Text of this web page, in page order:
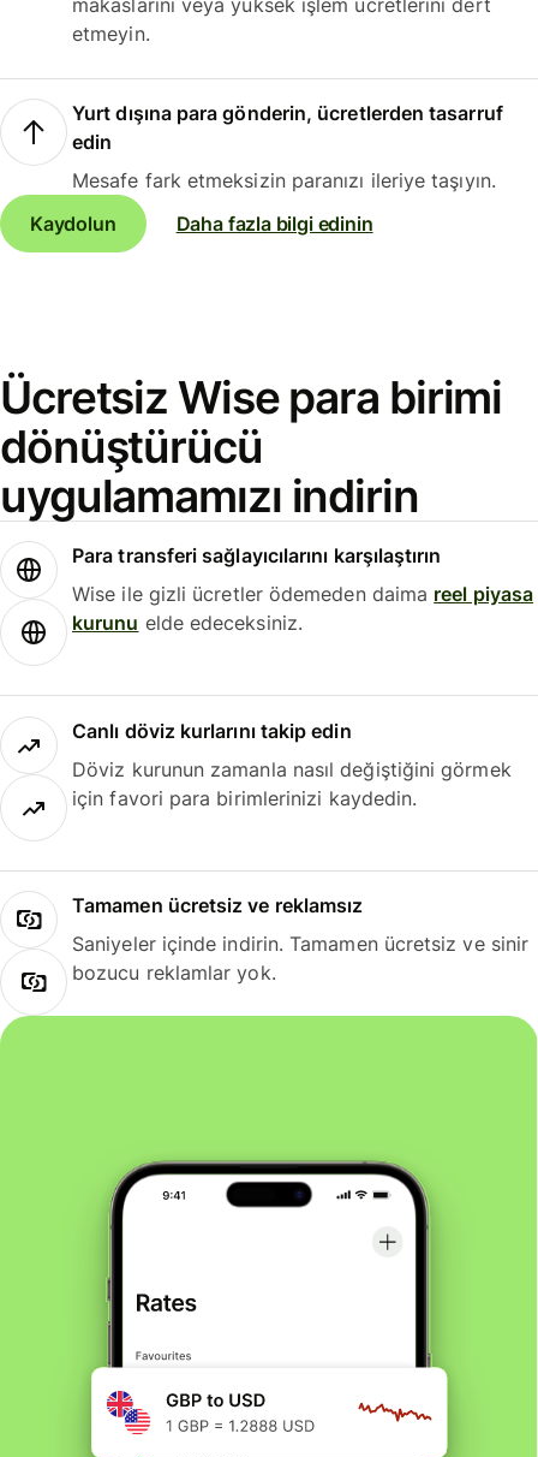
makaslarını veya yüksek işlem ücretlerini dert
etmeyin.
Yurt dışına para gönderin, ücretlerden tasarruf
edin
Mesafe fark etmeksizin paranızı ileriye taşıyın.
Kaydolun
Daha fazla bilgi edinin
Ücretsiz Wise para birimi
dönüştürücü
uygulamamızı indirin
Para transferi sağlayıcılarını karşılaştırın
Wise ile gizli ücretler ödemeden daima reel piyasa
kurunu elde edeceksiniz.
Canlı döviz kurlarını takip edin
Döviz kurunun zamanla nasıl değiştiğini görmek
için favori para birimlerinizi kaydedin.
Tamamen ücretsiz ve reklamsız
Saniyeler içinde indirin. Tamamen ücretsiz ve sinir
bozucu reklamlar yok.